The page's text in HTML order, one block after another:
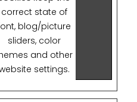
correct state of
blog/picture
sliders, color
and other
settings.